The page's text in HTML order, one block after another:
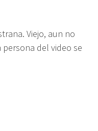
Viejo, aun no
del video se